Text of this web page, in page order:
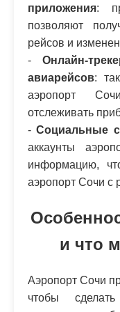
приложения:
позволяют
рейсов и
- Онлайн-
авиарейсов:
аэропорт
отслеживать
-Социальные
аккаунты
информацию,
аэропорт Сочи с
и что
Аэропорт Сочи
чтобы